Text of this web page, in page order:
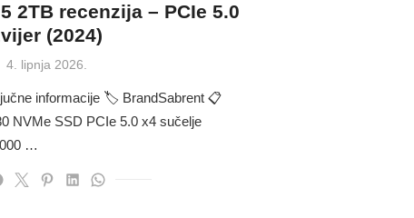
2TB recenzija – PCIe 5.0
(2024)
Posted
4. lipnja 2026.
informacije 🏷 BrandSabrent 📋
NVMe SSD PCIe 5.0 x4 sučelje
…